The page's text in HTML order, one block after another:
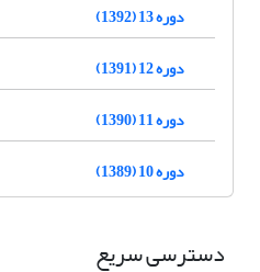
دوره 13 (1392)
دوره 12 (1391)
دوره 11 (1390)
دوره 10 (1389)
دسترسی سریع